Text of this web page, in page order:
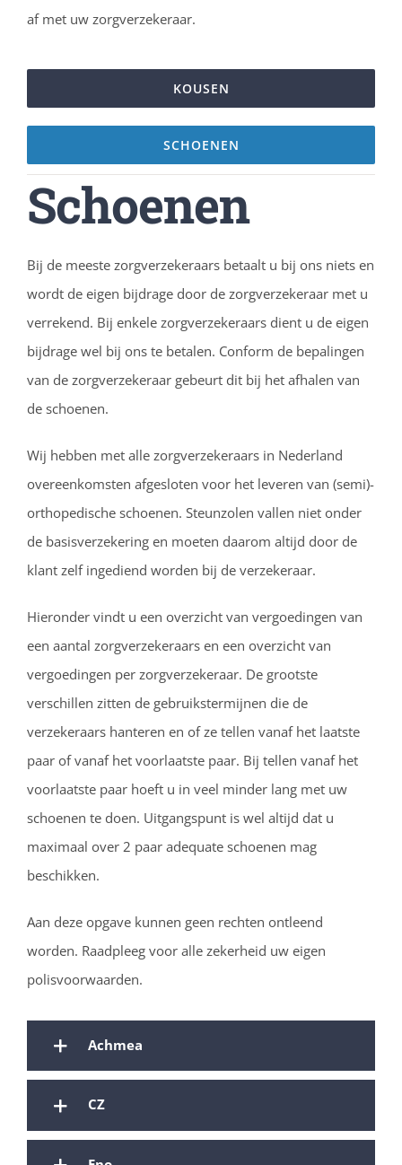
af met uw zorgverzekeraar.
KOUSEN
SCHOENEN
Schoenen
Bij de meeste zorgverzekeraars betaalt u bij ons niets en
wordt de eigen bijdrage door de zorgverzekeraar met u
verrekend. Bij enkele zorgverzekeraars dient u de eigen
bijdrage wel bij ons te betalen. Conform de bepalingen
van de zorgverzekeraar gebeurt dit bij het afhalen van
de schoenen.
Wij hebben met alle zorgverzekeraars in Nederland
overeenkomsten afgesloten voor het leveren van (semi)-
orthopedische schoenen. Steunzolen vallen niet onder
de basisverzekering en moeten daarom altijd door de
klant zelf ingediend worden bij de verzekeraar.
Hieronder vindt u een overzicht van vergoedingen van
een aantal zorgverzekeraars en een overzicht van
vergoedingen per zorgverzekeraar. De grootste
verschillen zitten de gebruikstermijnen die de
verzekeraars hanteren en of ze tellen vanaf het laatste
paar of vanaf het voorlaatste paar. Bij tellen vanaf het
voorlaatste paar hoeft u in veel minder lang met uw
schoenen te doen. Uitgangspunt is wel altijd dat u
maximaal over 2 paar adequate schoenen mag
beschikken.
Aan deze opgave kunnen geen rechten ontleend
worden. Raadpleeg voor alle zekerheid uw eigen
polisvoorwaarden.
Achmea
CZ